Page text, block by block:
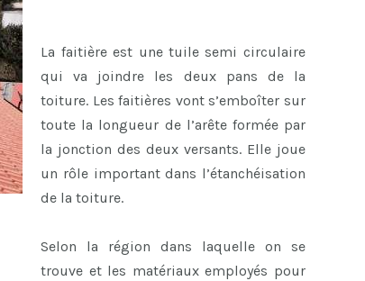
La faitière est une tuile semi circulaire
qui va joindre les deux pans de la
toiture. Les faitières vont s’emboîter sur
toute la longueur de l’arête formée par
la jonction des deux versants. Elle joue
un rôle important dans l’étanchéisation
de la toiture.
Selon la région dans laquelle on se
trouve et les matériaux employés pour